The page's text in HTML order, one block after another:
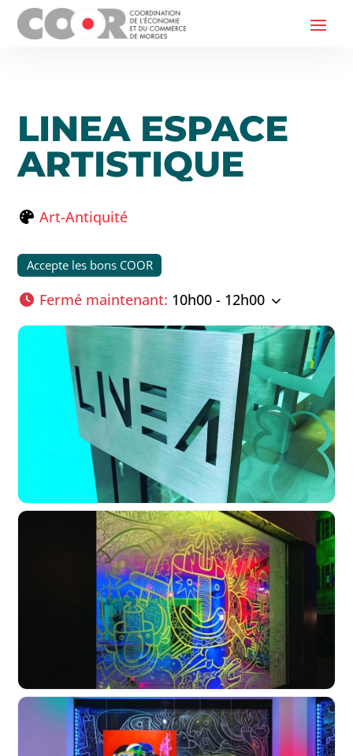
LINEA ESPACE
ARTISTIQUE
Art-Antiquité
Accepte les bons COOR
Fermé maintenant: 10h00 - 12h00